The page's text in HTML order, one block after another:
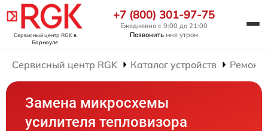
Сервисный центр RGKв
Барнауле
+7 (800) 301-97-75
Ежедневно с 9:00 до 21:00
Позвонить мне утром
Сервисный центр RGK Каталог устройств Ремонт
Замена микросхемы
усилителя тепловизора